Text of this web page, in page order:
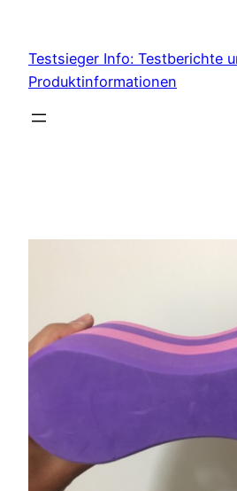
content
Testsieger Info: Testberichte
Produktinformationen